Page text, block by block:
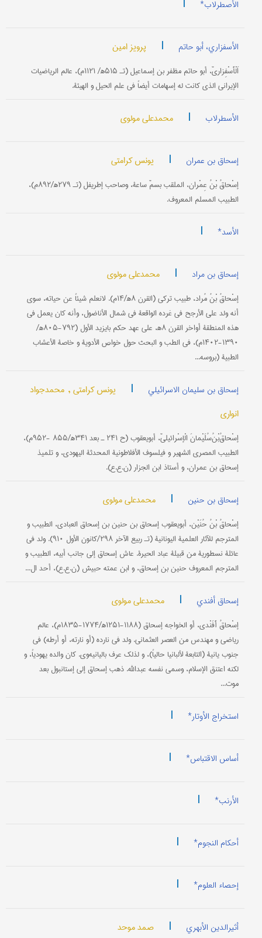
الأصطرلاب*
الأسفزاري، أبو حاتم | پرویز امین
اَلْأَسْفِزاريّ، أبو حاتم‌ مظفر بن‌ إسماعيل‌ (تـ ‍۵۱۵ه‍‍/ ۱۱۲۱م‌)، عالم‌ الرياضيات‌
الإيراني الذي كانت‌ له‌ إسهامات‌ أيضاً في علم الحيل و الهيئة.
الأسطرلاب | محمدعلي مولوي
إسحاق بن عمران | یونس کرامتي
إسْحاقُ‌ بْنُ عِمْران‌، الملقب‌ بسمّ‌ ساعة، وصاحب‌ إطريفل‌ (تـ ‍۲۷۹ه‍/۸۹۲م‌)،
الطبيب‌ المسلم‌ المعروف‌.
الأسد* |
إسحاق بن مراد | محمدعلي مولوي
إسْحاقُ‌ بْنُ‌ مُراد، طبيب‌ تركي (القرن‌ ۸ه‍/۱۴م‌). لانعلم‌ شيئاً عن‌ حياته‌، سوى‌
أنه‌ ولد على‌ الأرجح‌ في غرده الواقعة في شمال‌ الأناضول‌، وأنه‌ كان‌ يعمل‌ في
هذه‌ المنطقة أواخر القرن‌ ۸ه‍، على‌ عهد حكم‌ بايزيد الأول‌ (۷۹۲-۸۰۵ه‍/
۱۳۹۰-۱۴۰۲م‌)، في الطب و البحث حول‌ خواص‌ الأدوية و خاصة الأعشاب‌
الطبية (بروسه‌...
إسحاق بن سلیمان الاسرائیلي | یونس کرامتي , محمدجواد
انواری
إسْحاقُ‌‌بْنُ‌سُلَيْمانَ ‌الْإسْرائيليّ، أبويعقوب‌ (ح‌ ۲۴۱ ـ بعد ۳۴۱ه‍/۸۵۵ -۹۵۲م‌)،
الطبيب‌ المصري الشهير و فيلسوف‌ الأفلاطونية المحدثة اليهودي، و تلميذ
إسحاق‌ بن‌ عمران‌، و أستاذ ابن‌ الجزار (ن.ع.ع‌).
إسحاق بن حنین | محمدعلي مولوي
إسْحاقُ‌ بْنُ‌ حُنَيْن‌، أبويعقوب‌ إسحاق‌ بن‌ حنين‌ بن‌ إسحاق‌ العبادي، الطبيب و
المترجم‌ للآثار العلمية اليونانية (تـ‍ ربيع‌ الآخر ۲۹۸/كانون الأول‌ ۹۱۰). ولد في
عائلة نسطورية من‌ قبيلة عباد الحيرة. عاش‌ إسحاق‌ إلى‌ جانب‌ أبيه‌، الطبيب‌ و
المترجم‌ المعروف‌ حنين‌ بن‌ إسحاق‌، و ابن‌ عمته‌ حبيش‌ (ن.ع.ع‌)، أحد ال...
إسحاق أفندي | محمدعلي مولوي
إسْحاقُ أَفَنْدي، أو الخواجه إسحاق‌ (۱۱۸۸-۱۲۵۱ه‍/۱۷۷۴-۱۸۳۵م‌)، عالم‌
رياضي و مهندس‌ من‌ العصر العثماني. ولد في نارده ‌(أو نارته‌، أو أرطه‌) في
جنوب‌ يانية‌ (التابعة لألبانيا حالياً)، و لذلك عرف‌ باليانيه‌وي. كان‌ والده‌ يهودياً، و
لكنه‌ اعتنق‌ الإسلام‌، وسمى‌ نفسه‌ عبدالله‌. ذهب‌ إسحاق‌ إلى‌ إستانبول‌ بعد
موت...
استخراج الأوتار* |
أساس الاقتباس* |
الأرنب* |
أحکام النجوم* |
إحصاء العلوم* |
أثیرالدین الأبهري | صمد موحد